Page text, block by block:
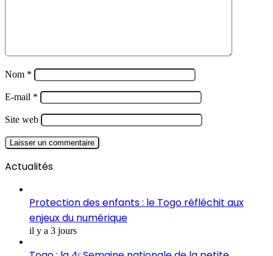
Nom *
E-mail *
Site web
Actualités
Protection des enfants : le Togo réfléchit aux
enjeux du numérique
il y a 3 jours